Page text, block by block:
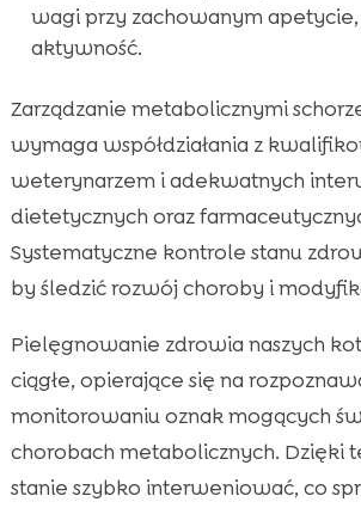
wagi przy zachowanym
aktywność.
Zarządzanie metabolicznymi
wymaga współdziałania z
weterynarzem i adekwatnych
dietetycznych oraz
Systematyczne kontrole stanu
by śledzić rozwój choroby i
Pielęgnowanie zdrowia naszych
ciągłe, opierające się na
monitorowaniu oznak mogących
chorobach metabolicznych. Dzięki
stanie szybko interweniować, co